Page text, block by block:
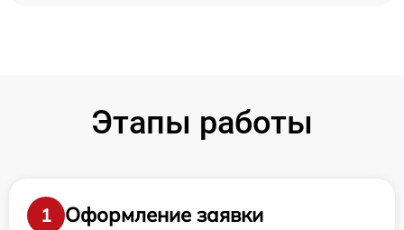
Этапы работы
1
Оформление заявки